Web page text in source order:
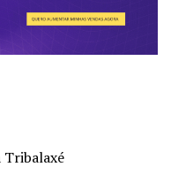
Tribalaxé